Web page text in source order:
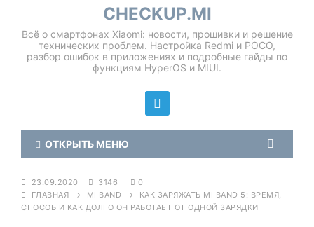
CHECKUP.MI
Всё о смартфонах Xiaomi: новости, прошивки и решение
технических проблем. Настройка Redmi и POCO,
разбор ошибок в приложениях и подробные гайды по
функциям HyperOS и MIUI.
ОТКРЫТЬ МЕНЮ
23.09.2020 3146
0
ГЛАВНАЯ → MI BAND →
КАК ЗАРЯЖАТЬ MI BAND 5: ВРЕМЯ,
СПОСОБ И КАК ДОЛГО ОН РАБОТАЕТ ОТ ОДНОЙ ЗАРЯДКИ